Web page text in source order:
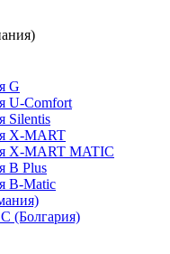
G
U-Comfort
Silentis
X-MART
X-MART MATIC
B Plus
B-Matic
(Болгария)